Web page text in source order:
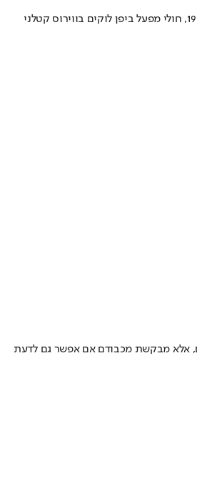
זוכרים את המשפחה הצהובה, הפרברית אמריקנית, הלא מתפקדת והאהובה? אחרי שכבר חזו את כניסתו של הנשיא דונלד טראמפ לבית הלבן, אז שתדעו שבפרק ששודר בשנת 1993, חולי מפעל ביפן לוקים בווירוס קטלני
אלא מבקשת מכבודם אם אפשר גם לדעת